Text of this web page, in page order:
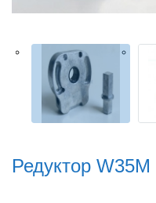
Редуктор